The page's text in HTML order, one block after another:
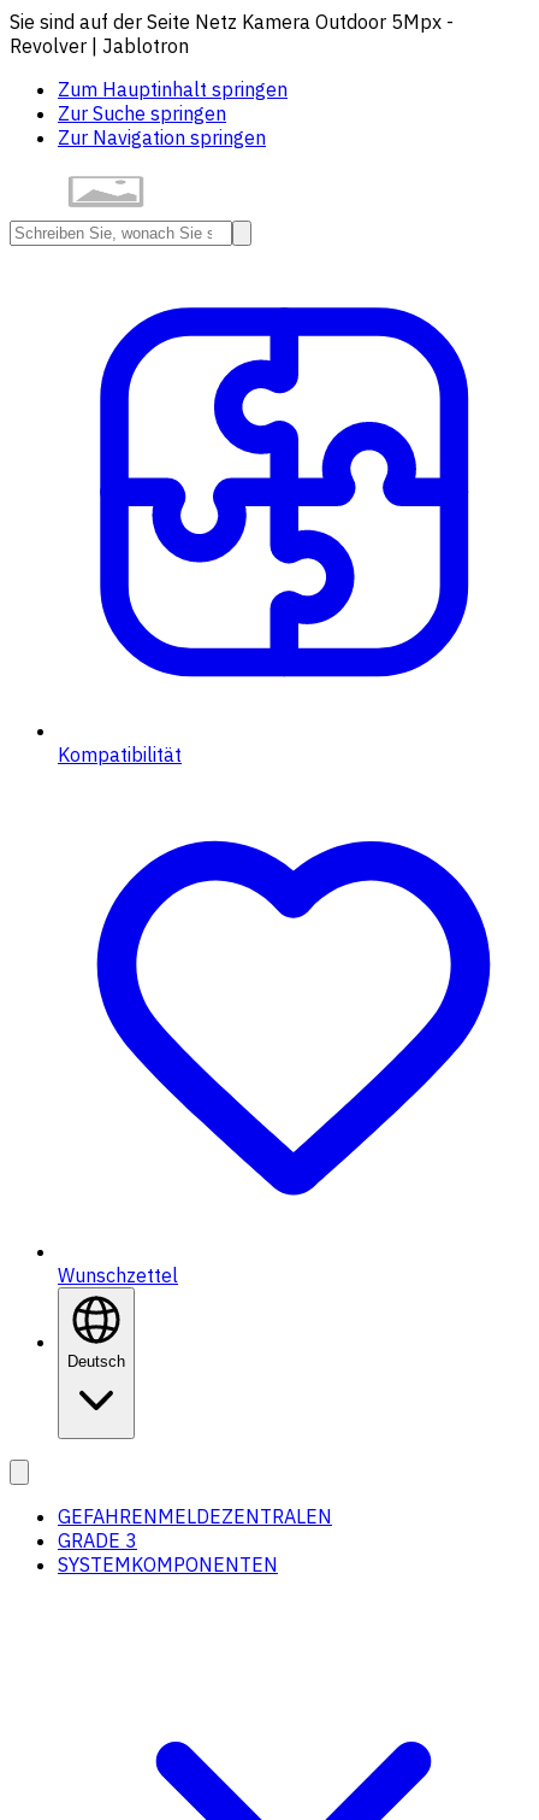
Sie sind auf der Seite Netz Kamera Outdoor 5Mpx -
Revolver | Jablotron
Zum Hauptinhalt springen
Zur Suche springen
Zur Navigation springen
Kompatibilität
Wunschzettel
Deutsch
GEFAHRENMELDEZENTRALEN
GRADE 3
SYSTEMKOMPONENTEN